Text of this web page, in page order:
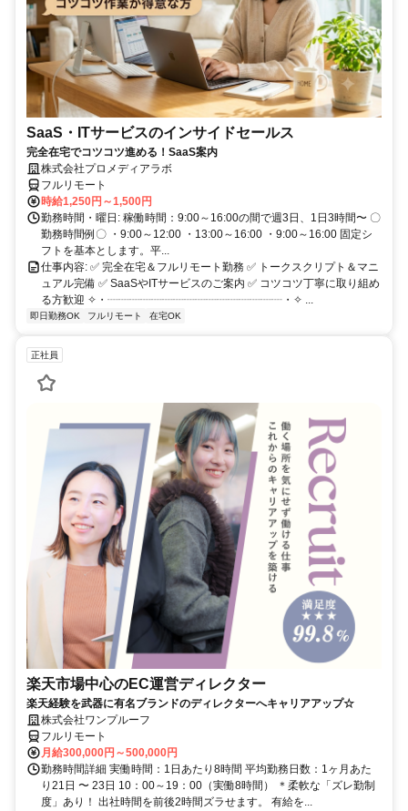
SaaS・ITサービスのインサイドセールス
完全在宅でコツコツ進める！SaaS案内
株式会社プロメディアラボ
フルリモート
時給1,250円～1,500円
勤務時間・曜日: 稼働時間：9:00～16:00の間で週3日、1日3時間〜 〇
勤務時間例〇 ・9:00～12:00 ・13:00～16:00 ・9:00～16:00 固定シ
フトを基本とします。平...
仕事内容: ✅ 完全在宅＆フルリモート勤務 ✅ トークスクリプト＆マニ
ュアル完備 ✅ SaaSやITサービスのご案内 ✅ コツコツ丁寧に取り組め
る方歓迎 ✧・┈┈┈┈┈┈┈┈┈┈┈┈┈┈┈┈・✧ ...
即日勤務OK フルリモート 在宅OK
正社員
楽天市場中心のEC運営ディレクター
楽天経験を武器に有名ブランドのディレクターへキャリアアップ☆
株式会社ワンプルーフ
フルリモート
月給300,000円～500,000円
勤務時間詳細 実働時間：1日あたり8時間 平均勤務日数：1ヶ月あた
り21日 〜 23日 10：00～19：00（実働8時間） ＊柔軟な「ズレ勤制
度」あり！ 出社時間を前後2時間ズラせます。 有給を...